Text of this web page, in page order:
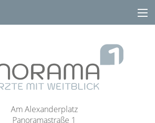
Am Alexanderplatz
Panoramastraße 1